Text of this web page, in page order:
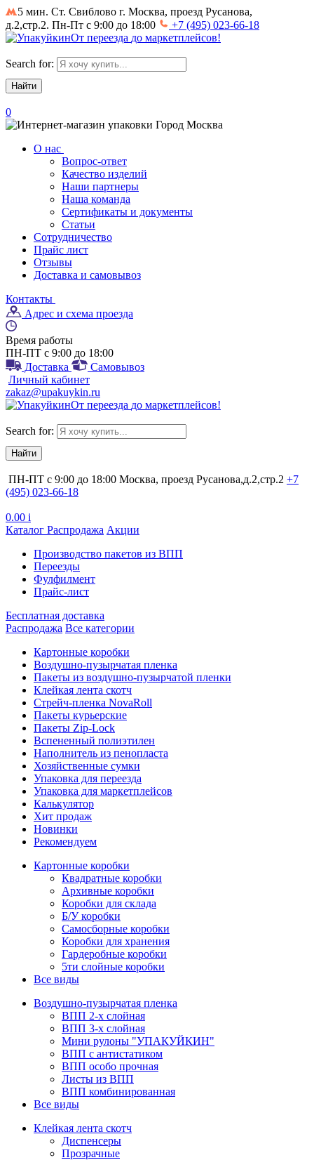
5 мин. Ст. Свиблово г. Москва, проезд Русанова,
д.2,стр.2. Пн-Пт с 9:00 до 18:00
+7 (495) 023-66-18
От переезда до маркетплейсов!
Search for:
0
Город Москва
О нас
Вопрос-ответ
Качество изделий
Наши партнеры
Наша команда
Сертификаты и документы
Статьи
Сотрудничество
Прайс лист
Отзывы
Доставка и самовывоз
Контакты
Адрес и схема проезда
Время работы
ПН-ПТ с 9:00 до 18:00
Доставка
Самовывоз
Личный кабинет
zakaz@upakuykin.ru
От переезда до маркетплейсов!
Search for:
ПН-ПТ с 9:00 до 18:00 Москва, проезд Русанова,д.2,стр.2 +7
(495) 023-66-18
0.00 i
Каталог Распродажа Акции
Производство пакетов из ВПП
Переезды
Фулфилмент
Прайс-лист
Бесплатная доставка
Распродажа Все категории
Картонные коробки
Воздушно-пузырчатая пленка
Пакеты из воздушно-пузырчатой пленки
Клейкая лента скотч
Стрейч-пленка NovaRoll
Пакеты курьерские
Пакеты Zip-Lock
Вспененный полиэтилен
Наполнитель из пенопласта
Хозяйственные сумки
Упаковка для переезда
Упаковка для маркетплейсов
Калькулятор
Хит продаж
Новинки
Рекомендуем
Картонные коробки
Квадратные коробки
Архивные коробки
Коробки для склада
Б/У коробки
Самосборные коробки
Коробки для хранения
Гардеробные коробки
5ти слойные коробки
Все виды
Воздушно-пузырчатая пленка
ВПП 2-х слойная
ВПП 3-х слойная
Мини рулоны "УПАКУЙКИН"
ВПП с антистатиком
ВПП особо прочная
Листы из ВПП
ВПП комбинированная
Все виды
Клейкая лента скотч
Диспенсеры
Прозрачные